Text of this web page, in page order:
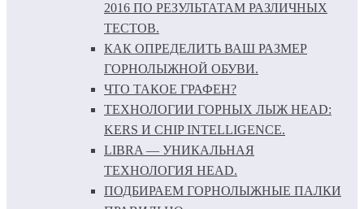
2016 ПО РЕЗУЛЬТАТАМ РАЗЛИЧНЫХ
ТЕСТОВ.
КАК ОПРЕДЕЛИТЬ ВАШ РАЗМЕР
ГОРНОЛЫЖНОЙ ОБУВИ.
ЧТО ТАКОЕ ГРАФЕН?
ТЕХНОЛОГИИ ГОРНЫХ ЛЫЖ HEAD:
KERS И CHIP INTELLIGENCE.
LIBRA — УНИКАЛЬНАЯ
ТЕХНОЛОГИЯ HEAD.
ПОДБИРАЕМ ГОРНОЛЫЖНЫЕ ПАЛКИ